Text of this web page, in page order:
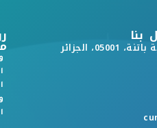
بنا
الجزائر